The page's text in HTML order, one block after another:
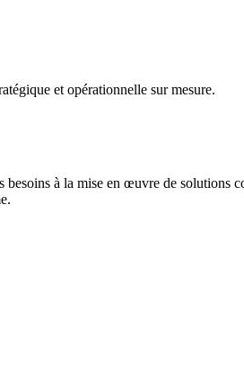
et opérationnelle sur mesure.
à la mise en œuvre de solutions